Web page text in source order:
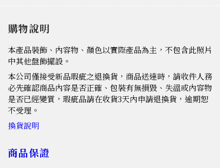
購物說明
本產品裝飾、內容物、顏色以實際產品為主，不包含此照片
中其他盤飾擺設。
本公司僅接受新品瑕疵之退換貨，商品送達時，請收件人務
必先確認商品內容是否正確、包裝有無損毀、失溫或內容物
是否已經變質，瑕疵品請在收貨3天內申請退換貨，逾期恕
不受理。
換貨說明
商品保證